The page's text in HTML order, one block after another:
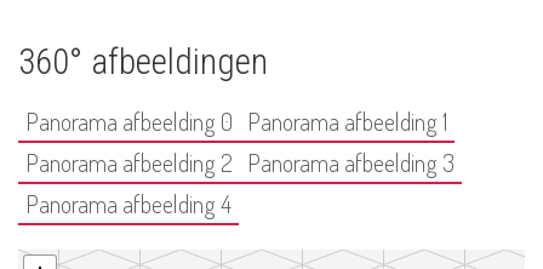
360° afbeeldingen
Panorama afbeelding 0 Panorama afbeelding 1
Panorama afbeelding 2 Panorama afbeelding 3
Panorama afbeelding 4